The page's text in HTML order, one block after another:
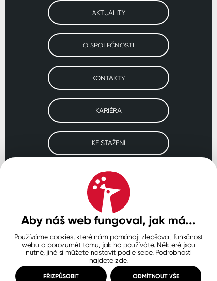
AKTUALITY
O SPOLEČNOSTI
KONTAKTY
KARIÉRA
KE STAŽENÍ
Navštivte naše pobočky
SLOVENSKO POLSKO
Ochrana osobních údajů
Zásady používání souborů cookie
Nastavení cookies
© Copyright 2026 COLORLAK
Created by inCUBE
Aby náš web fungoval, jak má...
Používáme cookies, které nám pomáhají zlepšovat funkčnost
webu a porozumět tomu, jak ho používáte. Některé jsou
nutné, jiné si můžete nastavit podle sebe. Podrobnosti
najdete zde.
PŘIZPŮSOBIT ODMÍTNOUT VŠE